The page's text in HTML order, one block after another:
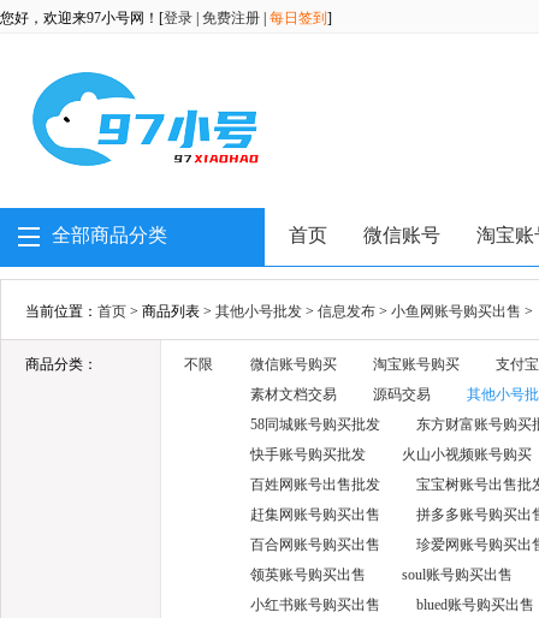
您好，欢迎来97小号网！[登录 免费注册 每日签到 ]
全部商品分类 首页 微信账号 淘宝账
当前位置： 首页 > 商品列表 > 其他小号批发 > 信息发布 > 小鱼网账号购买出售 >
商品分类： 不限 微信账号购买 淘宝账号购买
支付
素材文档交易
源码交易
其他小号
58同城账号购买批发
东方财富账号购买
快手账号购买批发
火山小视频账号购买
百姓网账号出售批发
宝宝树账号出售批
赶集网账号购买出售
拼多多账号购买出
百合网账号购买出售
珍爱网账号购买出
领英账号购买出售
soul账号购买出售
小红书账号购买出售
blued账号购买出售